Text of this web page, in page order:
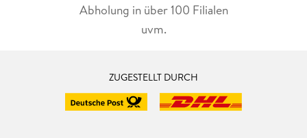
Abholung in über 100 Filialen
uvm.
ZUGESTELLT DURCH